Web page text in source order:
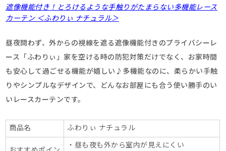
遮像機能付き！とろけるような手触りがたまらない多機能レース
カーテン ＜ふわりぃ ナチュラル＞
昼夜問わず、外からの視線を遮る遮像機能付きのプライバシーレ
ース「ふわりぃ」家を空ける時の防犯対策だけでなく、お家時間
も安心して過ごせる機能が嬉しい♪多機能なのに、柔らかい手触
りやシンプルなデザインで、どんなお部屋にも合う使い勝手のい
いレースカーテンです。
商品名 ふわりぃ ナチュラル
・昼も夜も外から室内が見えにくい